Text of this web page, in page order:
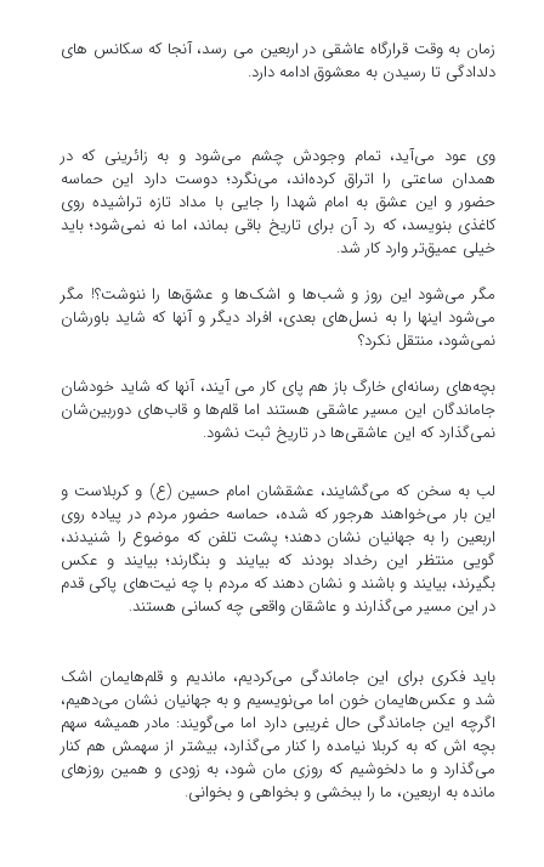
زمان به وقت قرارگاه عاشقی در اربعین می رسد، آنجا که سکانس های
دلدادگی تا رسیدن به معشوق ادامه دارد.
وی عود می‌آید، تمام وجودش چشم می‌شود و به زائرینی که در
همدان ساعتی را اتراق کرده‌اند، می‌نگرد؛ دوست دارد این حماسه
حضور و این عشق به امام شهدا را جایی با مداد تازه تراشیده روی
کاغذی بنویسد، که رد آن برای تاریخ باقی بماند، اما نه نمی‌شود؛ باید
خیلی عمیق‌تر وارد کار شد.
مگر می‌شود این روز و شب‌ها و اشک‌ها و عشق‌ها را ننوشت؟! مگر
می‌شود اینها را به نسل‌های بعدی، افراد دیگر و آنها که شاید باورشان
نمی‌شود، منتقل نکرد؟
بچه‌های رسانه‌ای خارگ باز هم پای کار می آیند، آنها که شاید خودشان
جاماندگان این مسیر عاشقی هستند اما قلم‌ها و قاب‌های دوربین‌شان
نمی‌گذارد که این عاشقی‌ها در تاریخ ثبت نشود.
لب به سخن که می‌گشایند، عشقشان امام حسین (ع) و کربلاست و
این بار می‌خواهند هرجور که شده، حماسه حضور مردم در پیاده روی
اربعین را به جهانیان نشان دهند؛ پشت تلفن که موضوع را شنیدند،
گویی منتظر این رخداد بودند که بیایند و بنگارند؛ بیایند و عکس
بگیرند، بیایند و باشند و نشان دهند که مردم با چه نیت‌های پاکی قدم
در این مسیر می‌گذارند و عاشقان واقعی چه کسانی هستند.
باید فکری برای این جاماندگی می‌کردیم، ماندیم و قلم‌هایمان اشک
شد و عکس‌هایمان خون اما می‌نویسیم و به جهانیان نشان می‌دهیم،
اگرچه این جاماندگی حال غریبی دارد اما می‌گویند: مادر همیشه سهم
بچه اش که به کربلا نیامده را کنار می‌گذارد، بیشتر از سهمش هم کنار
می‌گذارد و ما دلخوشیم که روزی مان شود، به زودی و همین روزهای
مانده به اربعین، ما را ببخشی و بخواهی و بخوانی.